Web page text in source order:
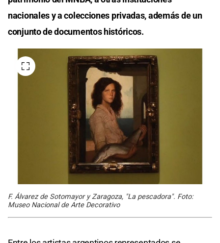
nacionales y a colecciones privadas, además de un
conjunto de documentos históricos.
F. Álvarez de Sotomayor y Zaragoza, "La pescadora". Foto:
Museo Nacional de Arte Decorativo